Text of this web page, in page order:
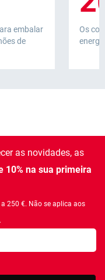
embalar
de
Os
as novidades, as
10% na sua primeira
250 €. Não se aplica aos